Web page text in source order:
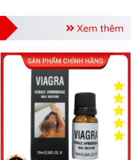
Xem thêm